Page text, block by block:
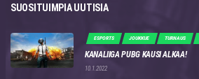
SUOSITUIMPIA UUTISIA
ESPORTS JOUKKUE TURNAUS
KANALIIGA PUBG KAUSI ALKAA!
10.1.2022